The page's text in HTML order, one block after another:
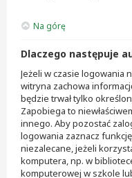
Na górę
Dlaczego następuje
Jeżeli w czasie logowania
witryna zachowa
będzie trwał tylko
Zapobiega to
innego. Aby pozostać
logowania zaznacz funkcję
niezalecane, jeżeli
komputera, np. w
komputerowej w szkole